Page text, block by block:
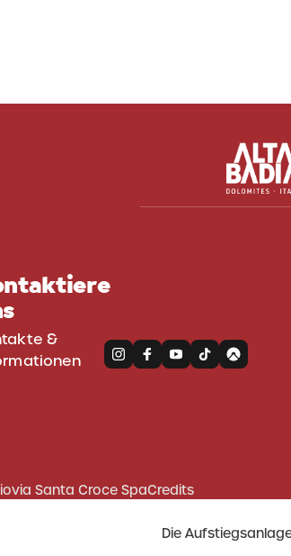
Die
&
Santa Croce SpaCredits